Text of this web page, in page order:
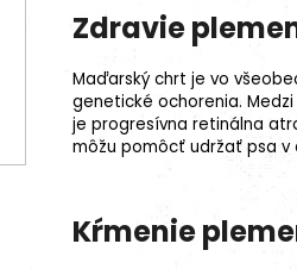
Zdravie
Maďarský chrt je vo
genetické ochorenia.
je progresívna retinálna
môžu pomôcť udržať psa v
Kŕmenie